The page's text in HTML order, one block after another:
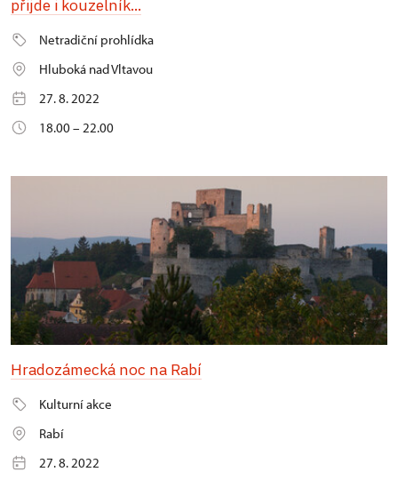
přijde i kouzelník...
Netradiční prohlídka
Hluboká nad Vltavou
27. 8. 2022
18.00 – 22.00
Hradozámecká noc na Rabí
Kulturní akce
Rabí
27. 8. 2022